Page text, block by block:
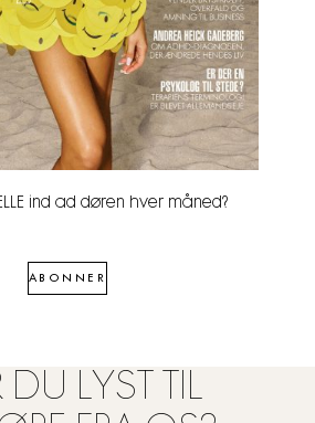
ind ad døren hver måned?
ABONNER
DU LYST TIL